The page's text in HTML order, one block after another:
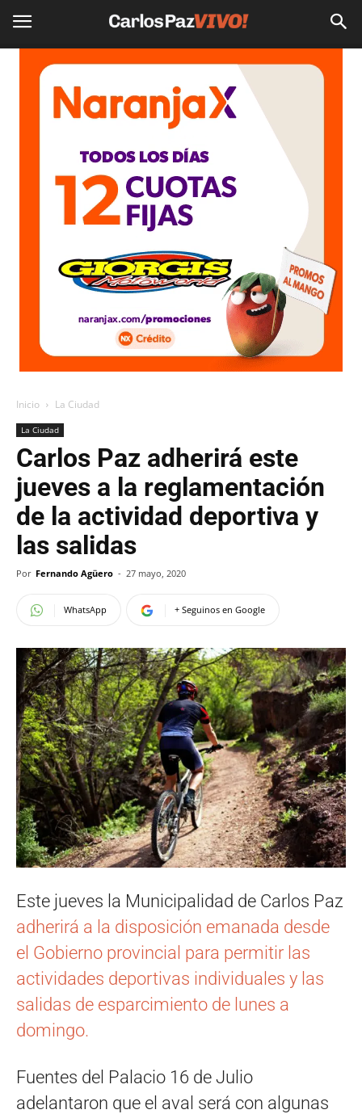
Inicio La Ciudad
La Ciudad
Carlos Paz adherirá este
jueves a la reglamentación
de la actividad deportiva y
las salidas
Por Fernando Agüero - 27 mayo, 2020
WhatsApp + Seguinos en Google
Este jueves la Municipalidad de Carlos Paz
adherirá a la disposición emanada desde
el Gobierno provincial para permitir las
actividades deportivas individuales y las
salidas de esparcimiento de lunes a
domingo.
Fuentes del Palacio 16 de Julio
adelantaron que el aval será con algunas